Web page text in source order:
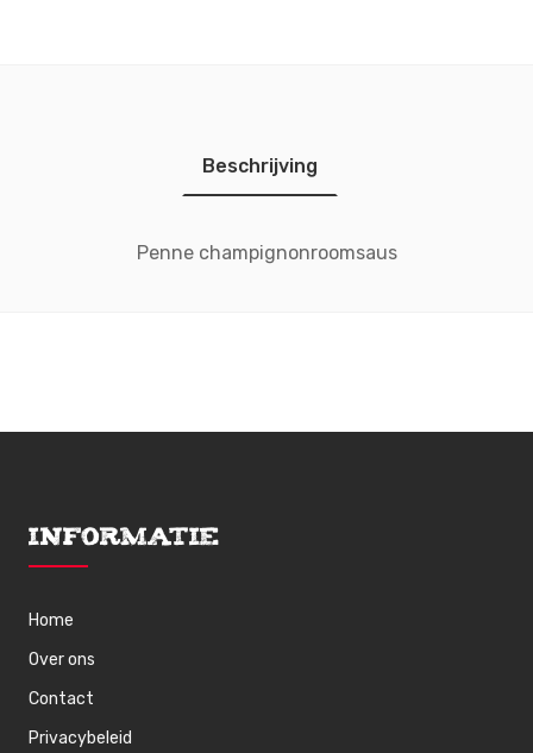
Beschrijving
Penne champignonroomsaus
Informatie
Home
Over ons
Contact
Privacybeleid